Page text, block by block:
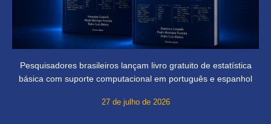
Pesquisadores brasileiros lançam livro gratuito de estatística
básica com suporte computacional em português e espanhol
27 de julho de 2026